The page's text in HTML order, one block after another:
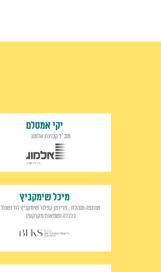
יקי אמסלם
מנכ"ל קבוצת אלמוג
מיכל שימקביץ
שותפה מנהלת , פרידמן קפלנר שימקביץ דוד ושות'
כלכלה ושמאות מקרקעין